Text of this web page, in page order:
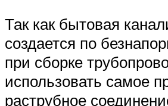
Так как бытовая
создается по
при сборке
использовать самое
раструбное